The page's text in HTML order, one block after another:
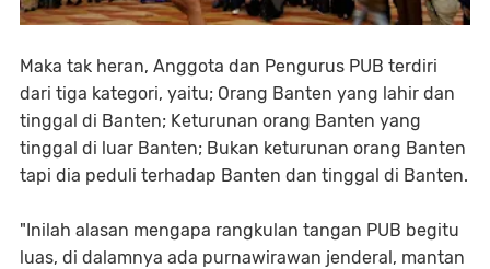
Maka tak heran, Anggota dan Pengurus PUB terdiri
dari tiga kategori, yaitu; Orang Banten yang lahir dan
tinggal di Banten; Keturunan orang Banten yang
tinggal di luar Banten; Bukan keturunan orang Banten
tapi dia peduli terhadap Banten dan tinggal di Banten.
"Inilah alasan mengapa rangkulan tangan PUB begitu
luas, di dalamnya ada purnawirawan jenderal, mantan